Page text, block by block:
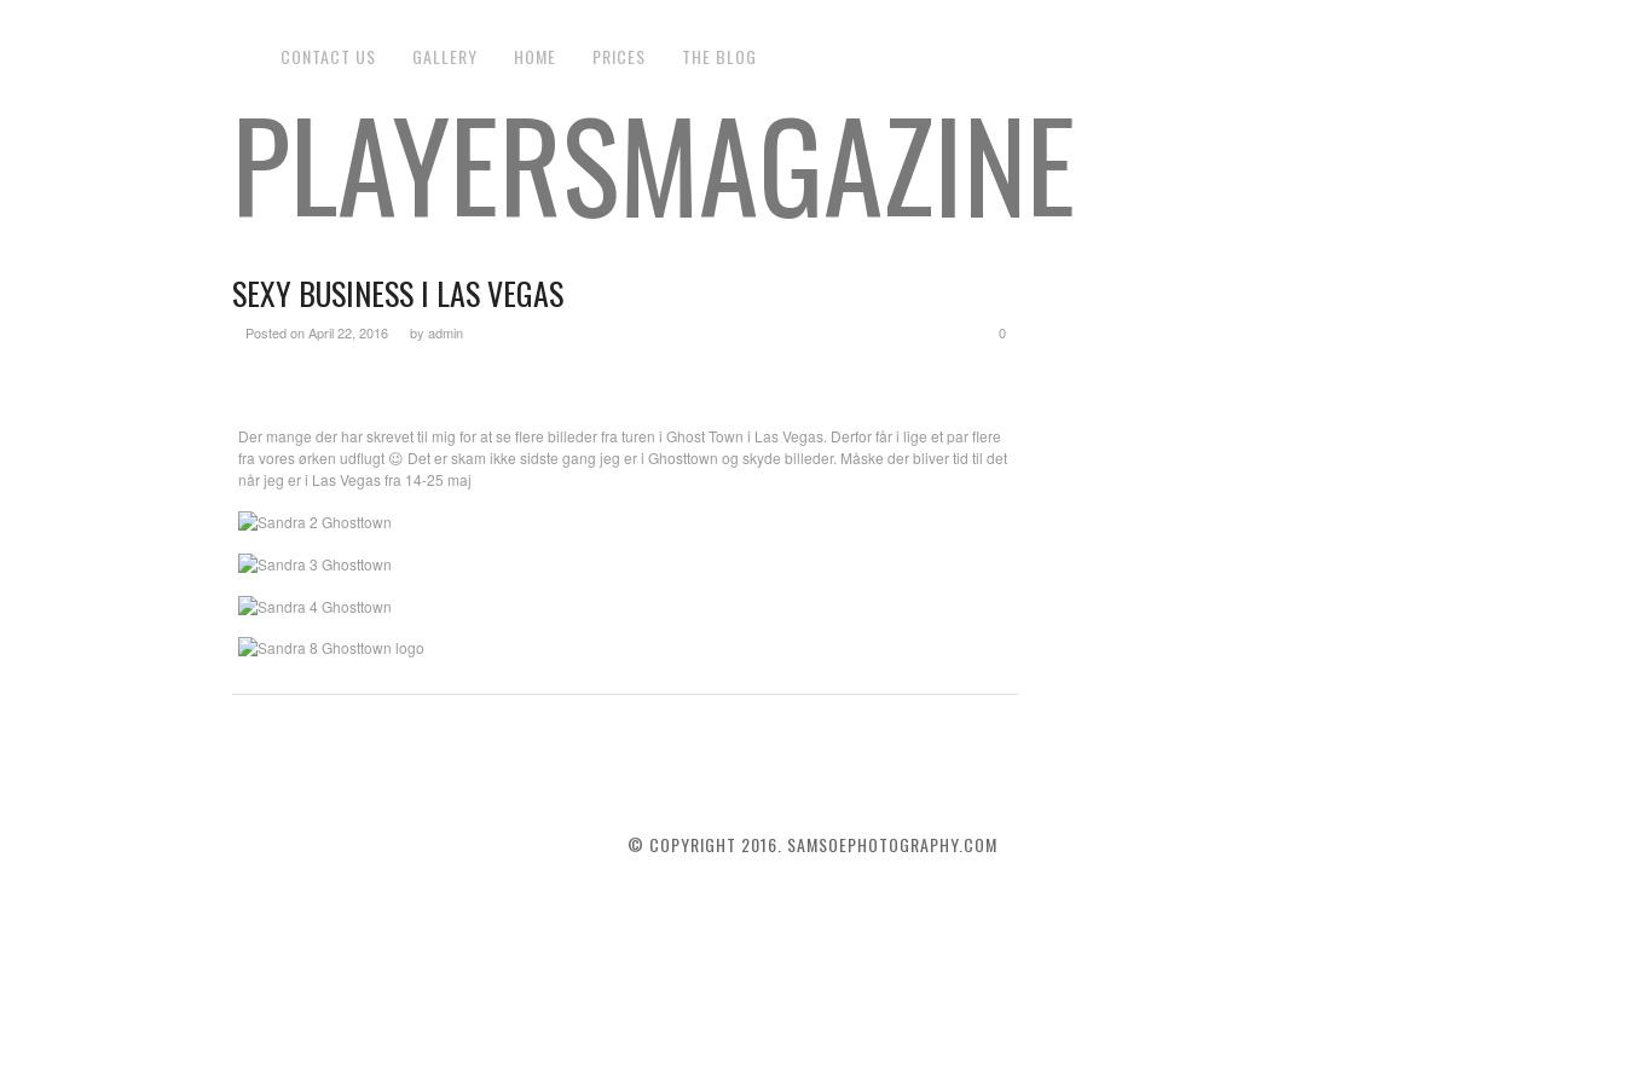
CONTACT US GALLERY HOME PRICES THE BLOG
PLAYERSMAGAZINE
SEXY BUSINESS I LAS VEGAS
Posted on April 22, 2016 by admin 0
Der mange der har skrevet til mig for at se flere billeder fra turen i Ghost Town i Las Vegas. Derfor får i lige et par flere
fra vores ørken udflugt 😉 Det er skam ikke sidste gang jeg er i Ghosttown og skyde billeder. Måske der bliver tid til det
når jeg er i Las Vegas fra 14-25 maj
© COPYRIGHT 2016. SAMSOEPHOTOGRAPHY.COM